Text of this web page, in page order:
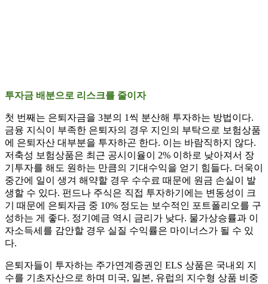
투자금 배분으로 리스크를 줄이자
첫 번째는 은퇴자금을 3분의 1씩 분산해 투자하는 방법이다.
금융 지식이 부족한 은퇴자의 경우 지인의 부탁으로 보험상품
에 은퇴자산 대부분을 투자하곤 한다. 이는 바람직하지 않다.
저축성 보험상품은 최근 공시이율이 2% 이하로 낮아져서 장
기투자를 해도 원하는 만큼의 기대수익을 얻기 힘들다. 더욱이
중간에 일이 생겨 해약할 경우 수수료 때문에 원금 손실이 발
생할 수 있다. 펀드나 주식은 직접 투자하기에는 변동성이 크
기 때문에 은퇴자금 중 10% 정도는 보수적인 포트폴리오를 구
성하는 게 좋다. 정기예금 역시 금리가 낮다. 물가상승률과 이
자소득세를 감안할 경우 실질 수익률은 마이너스가 될 수 있
다.
은퇴자들이 투자하는 주가연계증권인 ELS 상품은 국내외 지
수를 기초자산으로 하며 미국, 일본, 유럽의 지수형 상품 비중